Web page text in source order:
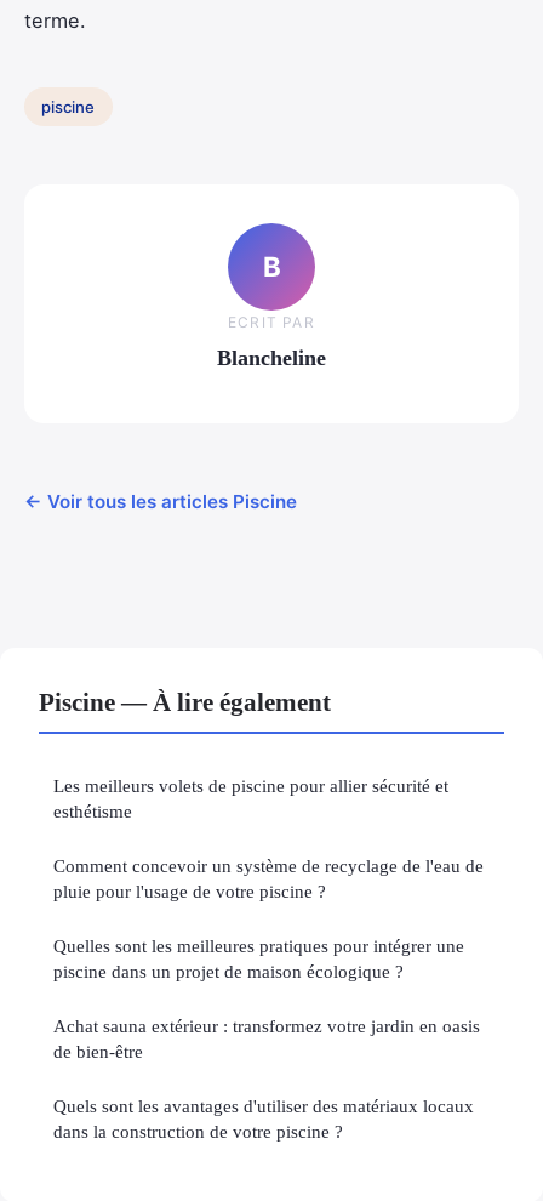
terme.
piscine
B
ECRIT PAR
Blancheline
← Voir tous les articles Piscine
Piscine — À lire également
Les meilleurs volets de piscine pour allier sécurité et
esthétisme
Comment concevoir un système de recyclage de l'eau de
pluie pour l'usage de votre piscine ?
Quelles sont les meilleures pratiques pour intégrer une
piscine dans un projet de maison écologique ?
Achat sauna extérieur : transformez votre jardin en oasis
de bien-être
Quels sont les avantages d'utiliser des matériaux locaux
dans la construction de votre piscine ?